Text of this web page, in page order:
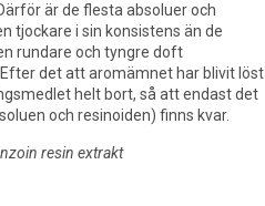
är de flesta absoluer och
tjockare i sin konsistens än de
rundare och tyngre doft
det att aromämnet har blivit löst
helt bort, så att endast det
och resinoiden) finns kvar.
resin extrakt